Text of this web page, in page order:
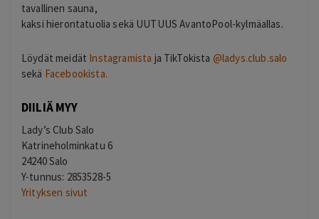
tavallinen sauna,
kaksi hierontatuolia sekä UUTUUS AvantoPool-kylmäallas.
Löydät meidät Instagramista ja TikTokista @ladys.club.salo
sekä Facebookista.
DIILIÄ MYY
Lady’s Club Salo
Katrineholminkatu 6
24240 Salo
Y-tunnus: 2853528-5
Yrityksen sivut